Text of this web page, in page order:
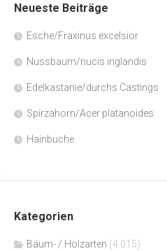
Neueste Beiträge
Esche/Fraxinus excelsior
Nussbaum/nucis inglandis
Edelkastanie/durchs Castings
Spirzahorn/Acer platanoides
Hainbuche
Kategorien
Bäum- / Holzarten (4.015)